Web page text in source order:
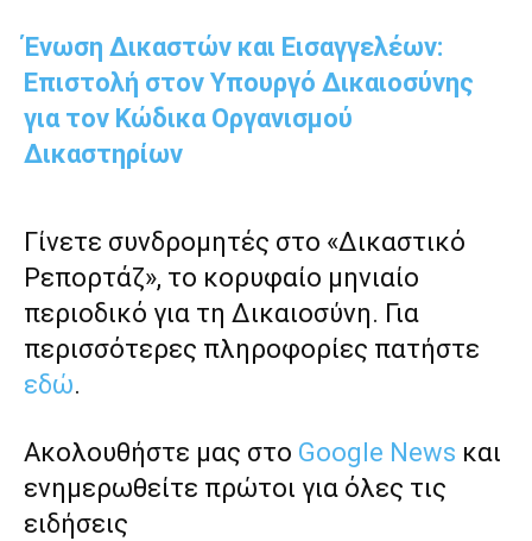
Ένωση Δικαστών και Εισαγγελέων:
Επιστολή στον Υπουργό Δικαιοσύνης
για τον Κώδικα Οργανισμού
Δικαστηρίων
Γίνετε συνδρομητές στο «Δικαστικό
Ρεπορτάζ», το κορυφαίο μηνιαίο
περιοδικό για τη Δικαιοσύνη. Για
περισσότερες πληροφορίες πατήστε
εδώ.
Ακολουθήστε μας στο Google News και
ενημερωθείτε πρώτοι για όλες τις
ειδήσεις